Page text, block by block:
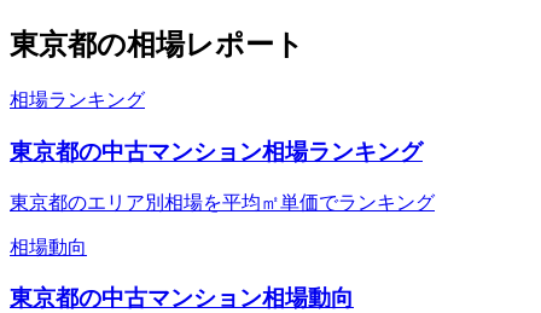
東京都の相場レポート
相場ランキング
東京都の中古マンション相場ランキング
東京都のエリア別相場を平均㎡単価でランキング
相場動向
東京都の中古マンション相場動向